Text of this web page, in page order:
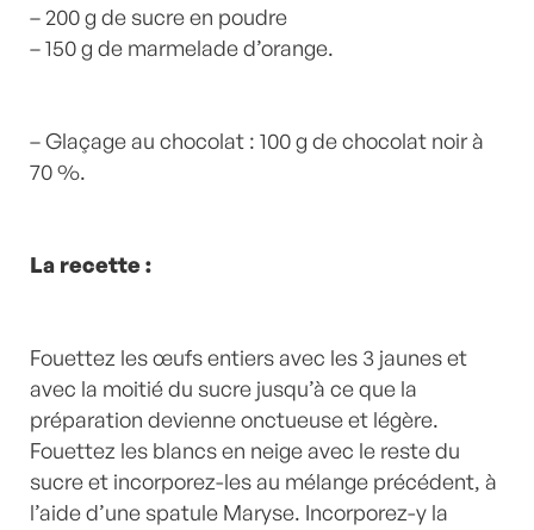
– 200 g de sucre en poudre
– 150 g de marmelade d’orange.
– Glaçage au chocolat : 100 g de chocolat noir à
70 %.
La recette :
Fouettez les œufs entiers avec les 3 jaunes et
avec la moitié du sucre jusqu’à ce que la
préparation devienne onctueuse et légère.
Fouettez les blancs en neige avec le reste du
sucre et incorporez-les au mélange précédent, à
l’aide d’une spatule Maryse. Incorporez-y la